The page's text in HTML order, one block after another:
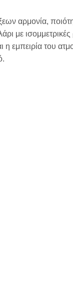
αρμονία,
με ισομμετρικές
εμπειρία του